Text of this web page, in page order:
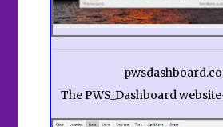
The PWS_Dashboard